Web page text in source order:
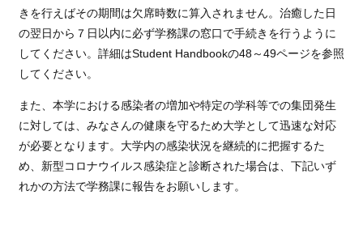
きを行えばその期間は欠席時数に算入されません。治癒した日
の翌日から７日以内に必ず学務課の窓口で手続きを行うように
してください。詳細はStudent Handbookの48～49ページを参照
してください。
また、本学における感染者の増加や特定の学科等での集団発生
に対しては、みなさんの健康を守るため大学として迅速な対応
が必要となります。大学内の感染状況を継続的に把握するた
め、新型コロナウイルス感染症と診断された場合は、下記いず
れかの方法で学務課に報告をお願いします。